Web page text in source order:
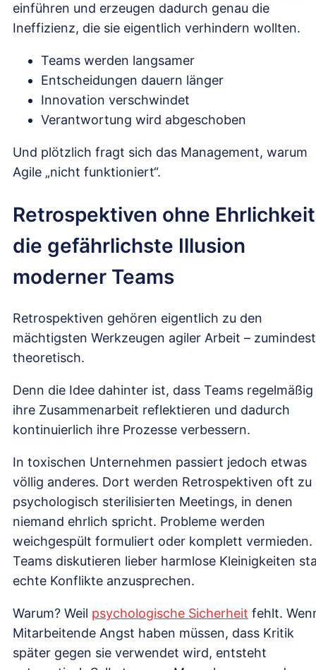
einführen und erzeugen dadurch genau die
Ineffizienz, die sie eigentlich verhindern wollten.
Teams werden langsamer
Entscheidungen dauern länger
Innovation verschwindet
Verantwortung wird abgeschoben
Und plötzlich fragt sich das Management, warum
Agile „nicht funktioniert“.
Retrospektiven ohne
die gefährlichste Illusion
moderner Teams
Retrospektiven gehören eigentlich zu den
mächtigsten Werkzeugen agiler Arbeit – zumindest
theoretisch.
Denn die Idee dahinter ist, dass Teams regelmäßig
ihre Zusammenarbeit reflektieren und dadurch
kontinuierlich ihre Prozesse verbessern.
In toxischen Unternehmen passiert jedoch etwas
völlig anderes. Dort werden Retrospektiven oft zu
psychologisch sterilisierten Meetings, in denen
niemand ehrlich spricht. Probleme werden
weichgespült formuliert oder komplett vermieden.
Teams diskutieren lieber harmlose Kleinigkeiten
echte Konflikte anzusprechen.
Warum? Weil psychologische Sicherheit fehlt.
Mitarbeitende Angst haben müssen, dass Kritik
später gegen sie verwendet wird, entsteht